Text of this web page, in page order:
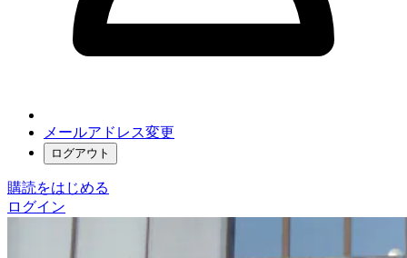
メールアドレス変更
ログアウト
購読をはじめる
ログイン